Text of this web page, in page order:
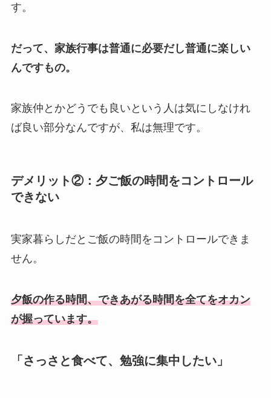
す。
だって、家族行事は普通に必要だし普通に楽しい
んですもの。
家族仲とかどうでも良いという人は気にしなけれ
ば良い部分なんですが、私は無理です。
デメリット②：夕ご飯の時間をコントロール
できない
実家暮らしだとご飯の時間をコントロールできま
せん。
夕飯の作る時間、できあがる時間を全てをオカン
が握っています。
「さっさと食べて、勉強に集中したい」